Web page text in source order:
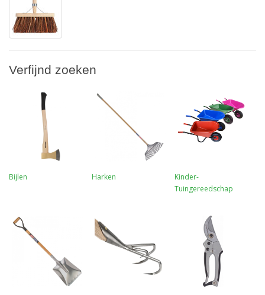
Verfijnd zoeken
Bijlen Harken
Kinder-
Tuingereedschap